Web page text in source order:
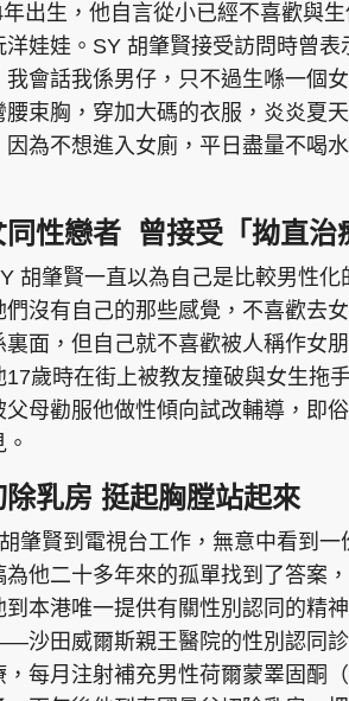
出生，他自言從小已經不喜歡與
娃娃。SY 胡肇賢接受訪問時曾
會話我係男仔，只不過生喺一個
束胸，穿加大碼的衣服，炎炎夏
因為不想進入女廁，平日盡量不喝
性戀者 曾接受「拗直治
胡肇賢一直以為自己是比較男性化
沒有自己的那些感覺，不喜歡去
面，但自己就不喜歡被人稱作女
歲時在街上被教友撞破與女生拖
母勸服他做性傾向試改輔導，即
乳房 挺起胸膛站起來
肇賢到電視台工作，無意中看到
他二十多年來的孤單找到了答案
到本港唯一提供有關性別認同的精
沙田威爾斯親王醫院的性別認同
每月注射補充男性荷爾蒙睪固酮